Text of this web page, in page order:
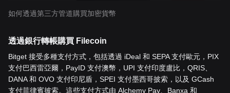
如何透過第三方管道購買加密貨幣
透過銀行轉帳購買 Filecoin
Bitget 接受多種支付方式，包括透過 iDeal 和 SEPA 支付歐元，PIX
支付巴西雷亞爾，PayID 支付澳幣，UPI 支付印度盧比，QRIS、
DANA 和 OVO 支付印尼盾，SPEI 支付墨西哥披索，以及 GCash
支付菲律賓披索。這些支付方式由 Alchemy Pay、Banxa 和